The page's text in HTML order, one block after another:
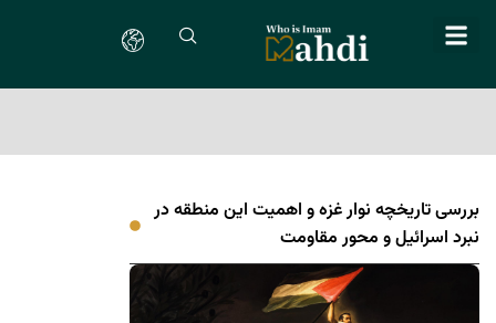
بررسی تاریخچه نوار غزه و اهمیت این منطقه در
نبرد اسرائیل و محور مقاومت